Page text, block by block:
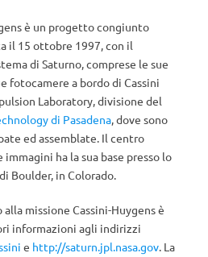
è un progetto congiunto
il 15 ottobre 1997, con il
di Saturno, comprese le sue
fotocamere a bordo di Cassini
Laboratory, divisione del
di Pasadena, dove sono
ed assemblate. Il centro
ha la sua base presso lo
di Boulder, in Colorado.
missione Cassini-Huygens è
informazioni agli indirizzi
e http://saturn.jpl.nasa.gov. La